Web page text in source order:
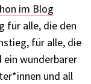
im Blog
für alle, die den
für alle, die
ein wunder­ba­rer
und all